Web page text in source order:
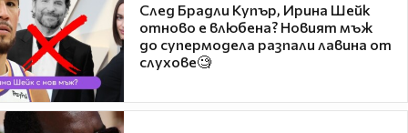
След Брадли Купър, Ирина Шейк
отново е влюбена? Новият мъж
до супермодела разпали лавина от
слухове🧐